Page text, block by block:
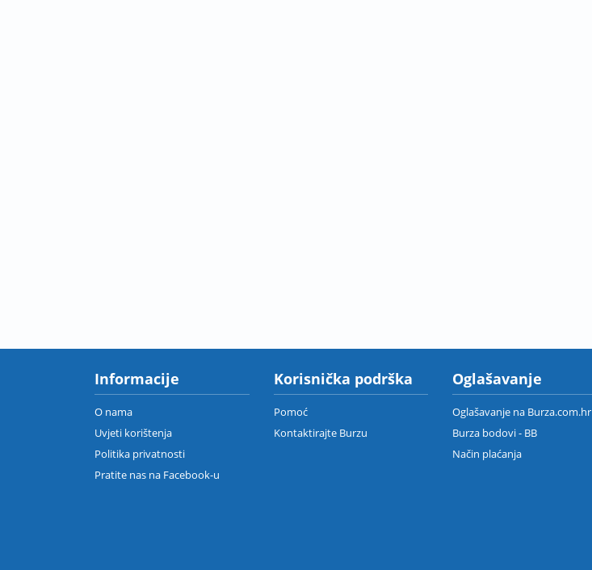
Informacije
O nama
Uvjeti korištenja
Politika privatnosti
Pratite nas na Facebook-u
Korisnička podrška
Pomoć
Kontaktirajte Burzu
Oglašavanje
Oglašavanje na Burza.com.hr
Burza bodovi - BB
Način plaćanja